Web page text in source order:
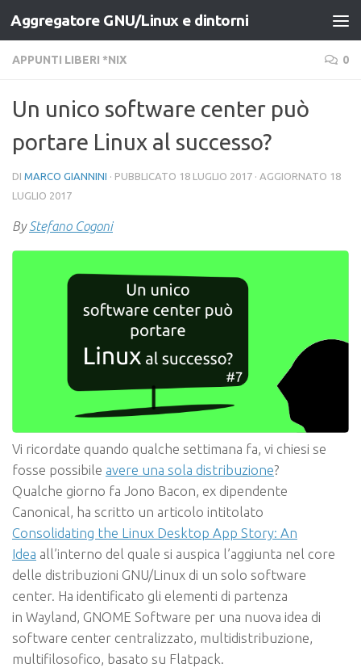
Salta al contenuto
Aggregatore GNU/Linux e dintorni
APPUNTI LIBERI *NIX 0
Un unico software center può
portare Linux al successo?
DI MARCO GIANNINI · PUBBLICATO 18 LUGLIO 2017 · AGGIORNATO 18
LUGLIO 2017
ByStefano Cogoni
Vi ricordate quando qualche settimana fa, vi chiesi se
fosse possibile avere una sola distribuzione?
Qualche giorno fa Jono Bacon, ex dipendente
Canonical, ha scritto un articolo intitolato
Consolidating the Linux Desktop App Story: An
Idea all’interno del quale si auspica l’aggiunta nel core
delle distribuzioni GNU/Linux di un solo software
center. Ha identificato gli elementi di partenza
in Wayland, GNOME Software per una nuova idea di
software center centralizzato, multidistribuzione,
multifilosofico, basato su Flatpack.